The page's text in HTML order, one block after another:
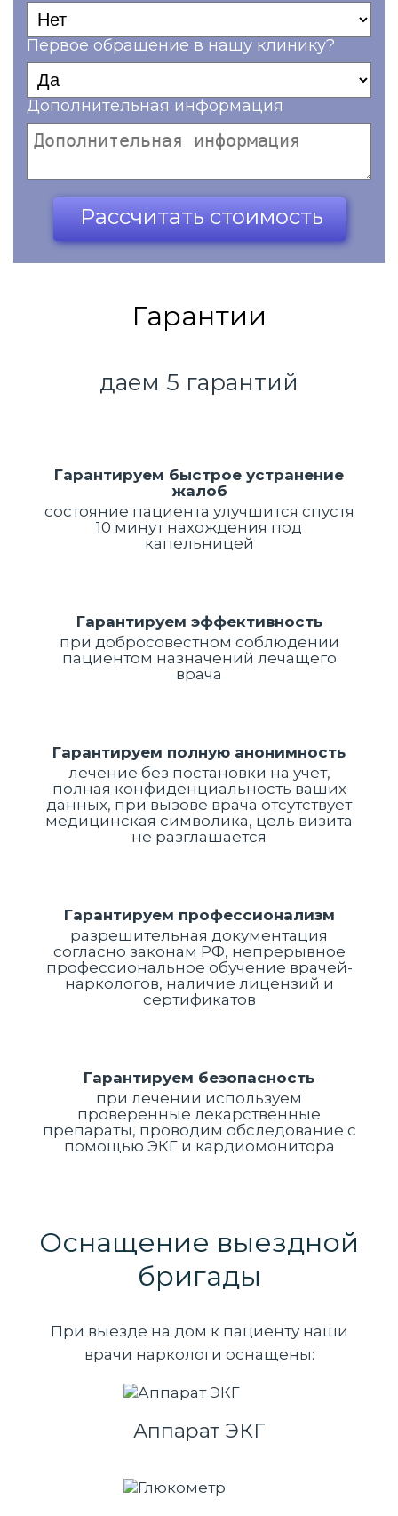
Первое обращение в нашу клинику?
Дополнительная информация
Рассчитать стоимость
Ваш телефон*
Гарантии
даем 5 гарантий
Гарантируем быстрое устранение
жалоб
состояние пациента улучшится спустя
10 минут нахождения под
капельницей
Гарантируем эффективность
при добросовестном соблюдении
пациентом назначений лечащего
врача
Гарантируем полную анонимность
лечение без постановки на учет,
полная конфиденциальность ваших
данных, при вызове врача отсутствует
медицинская символика, цель визита
не разглашается
Гарантируем профессионализм
разрешительная документация
согласно законам РФ, непрерывное
профессиональное обучение врачей-
наркологов, наличие лицензий и
сертификатов
Гарантируем безопасность
при лечении используем
проверенные лекарственные
препараты, проводим обследование с
помощью ЭКГ и кардиомонитора
Оснащение выездной
бригады
При выезде на дом к пациенту наши
врачи наркологи оснащены:
Аппарат ЭКГ